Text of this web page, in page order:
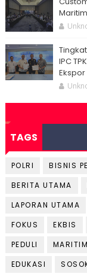
IPC
Ekspor
TAGS
POLRI BISNIS
BERITA UTAMA
LAPORAN UTAMA
FOKUS
EKBIS
PEDULI
MARITIM
EDUKASI